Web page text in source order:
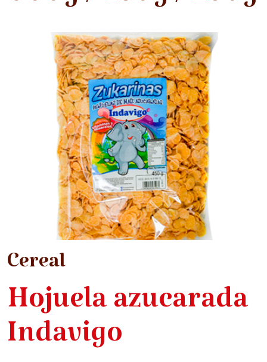
Cereal
Hojuela azucarada
Indavigo